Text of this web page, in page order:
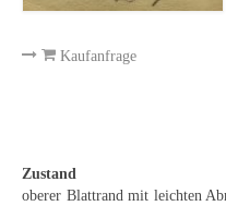
Ernst Geitlinger
Erich Hartmann
Emma Joos
Kaufanfrage
Zustand
oberer Blattrand mit leichten